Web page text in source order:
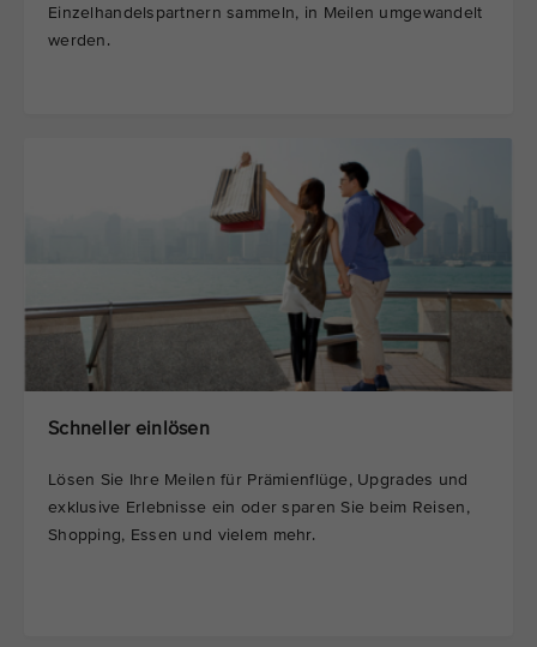
Einzelhandelspartnern sammeln, in Meilen umgewandelt
werden.
Schneller einlösen
Lösen Sie Ihre Meilen für Prämienflüge, Upgrades und
exklusive Erlebnisse ein oder sparen Sie beim Reisen,
Shopping, Essen und vielem mehr.